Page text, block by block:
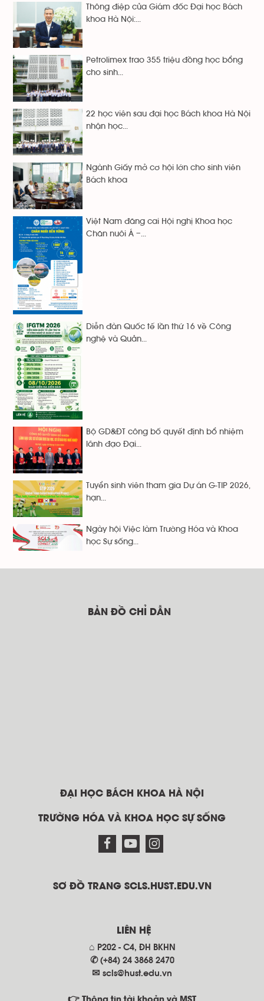
Thông điệp của Giám đốc Đại học Bách
khoa Hà Nội:...
Petrolimex trao 355 triệu đồng học bổng
cho sinh...
22 học viên sau đại học Bách khoa Hà Nội
nhận học...
Ngành Giấy mở cơ hội lớn cho sinh viên
Bách khoa
Việt Nam đăng cai Hội nghị Khoa học
Chăn nuôi Á –...
Diễn đàn Quốc tế lần thứ 16 về Công
nghệ và Quản...
Bộ GD&ĐT công bố quyết định bổ nhiệm
lãnh đạo Đại...
Tuyển sinh viên tham gia Dự án G-TIP 2026,
hạn...
Ngày hội Việc làm Trường Hóa và Khoa
học Sự sống...
BẢN ĐỒ CHỈ DẪN
ĐẠI HỌC BÁCH KHOA HÀ NỘI
TRƯỜNG HÓA VÀ KHOA HỌC SỰ SỐNG
SƠ ĐỒ TRANG SCLS.HUST.EDU.VN
LIÊN HỆ
⌂ P202 - C4, ĐH BKHN
✆ (+84) 24 3868 2470
✉ scls@hust.edu.vn